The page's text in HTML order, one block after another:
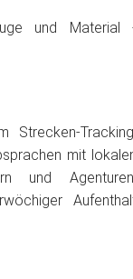
und Material
Strecken-
mit
und